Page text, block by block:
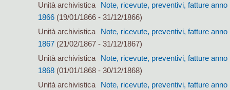
Unità archivistica
Note, ricevute, preventivi, fatture anno
1866 (19/01/1866 - 31/12/1866)
Unità archivistica
Note, ricevute, preventivi, fatture anno
1867 (21/02/1867 - 31/12/1867)
Unità archivistica
Note, ricevute, preventivi, fatture anno
1868 (01/01/1868 - 30/12/1868)
Unità archivistica
Note, ricevute, preventivi, fatture anno